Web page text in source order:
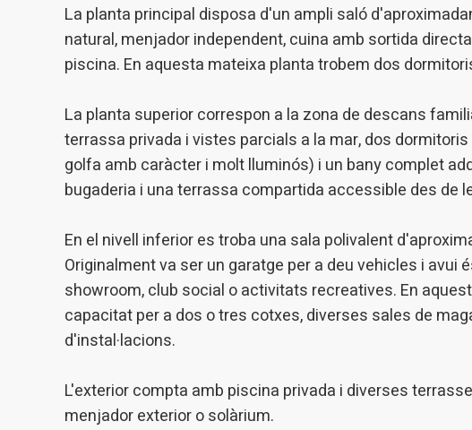
La planta principal disposa d'un ampli saló
natural, menjador independent, cuina amb sortida
piscina. En aquesta mateixa planta trobem dos
La planta superior correspon a la zona de descans
terrassa privada i vistes parcials a la mar, dos
golfa amb caràcter i molt lluminós) i un bany complet
bugaderia i una terrassa compartida accessible des de
En el nivell inferior es troba una sala polivalent
Originalment va ser un garatge per a deu vehicles i avui
showroom, club social o activitats recreatives. En
capacitat per a dos o tres cotxes, diverses sales de
d'instal·lacions.
L'exterior compta amb piscina privada i diverses
menjador exterior o solàrium.
navegació al lloc
l'usuari.